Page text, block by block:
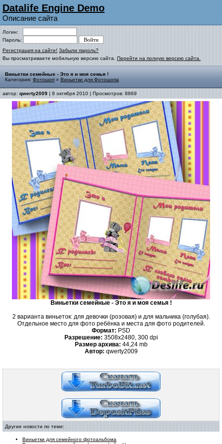
Datalife Engine Demo
Описание сайта
Логин:
Пароль:
Регистрация на сайте! Забыли пароль?
Вы просматриваете мобильную версию сайта. Перейти на полную версию сайта.
Виньетки семейные - Это я и моя семья !
Категория: Фотошоп » Виньетки для Фотошопа
автор: qwerty2009 | 8 октября 2010 | Просмотров: 8869
Виньетки семейные - Это я и моя семья !
2 варианта виньеток: для девочки (розовая) и для мальчика (голубая).
Отдельное место для фото ребёнка и места для фото родителей.
Формат: PSD
Разрешение: 3508x2480, 300 dpi
Размер архива: 44,24 mb
Автор: qwerty2009
Другие новости по теме:
Виньетки для семейного фотоальбома